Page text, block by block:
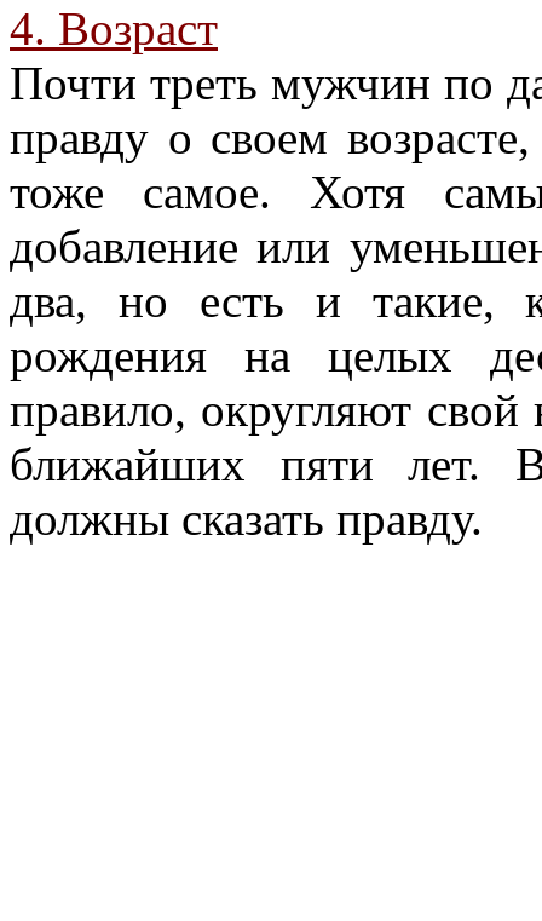
4. Возраст
Почти треть мужчин по
правду о своем
тоже самое. Хотя
добавление или
два, но есть и такие,
рождения на целых
правило, округляют
ближайших пяти лет.
должны сказать правду.